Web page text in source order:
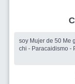
soy Mujer de 50 Me gusta : Aerobic - Otros deportes - Yoga / Tai
chi - Paracaidismo -